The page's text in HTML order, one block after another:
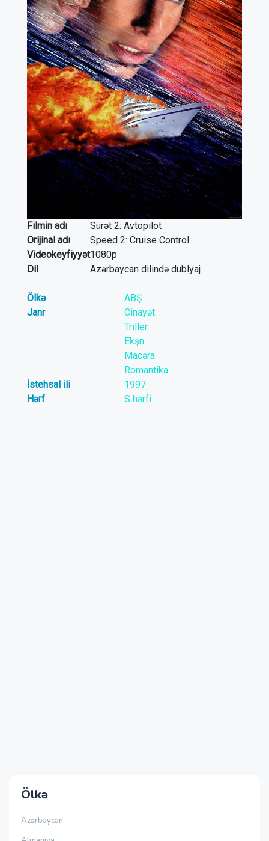
Ölkə
Azərbaycan
Filmin adı
Sürət 2: Avtopilot
Orijinal adı
Speed 2: Cruise Control
Videokeyfiyyət1080p
Dil
Azərbaycan dilində dublyaj
Ölkə
ABŞ
Janr
Cinayət
Triller
Ekşn
Macəra
Romantika
İstehsal ili
1997
Hərf
S hərfi